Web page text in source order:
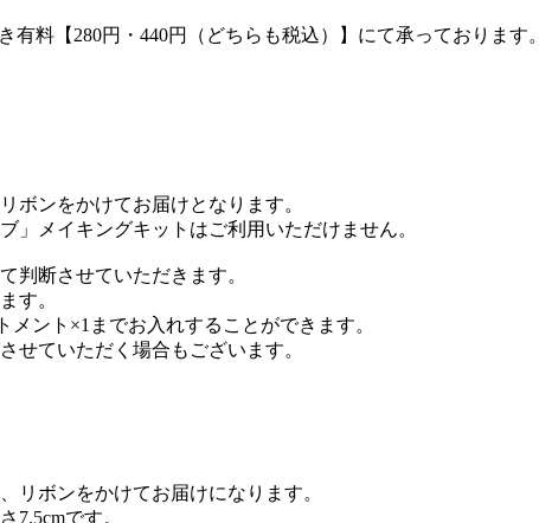
料【280円・440円（どちらも税込）】にて承っております。
ボンをかけてお届けとなります。
」メイキングキットはご利用いただけません。
判断させていただきます。
す。
ント×1までお入れすることができます。
せていただく場合もございます。
リボンをかけてお届けになります。
7.5cmです。